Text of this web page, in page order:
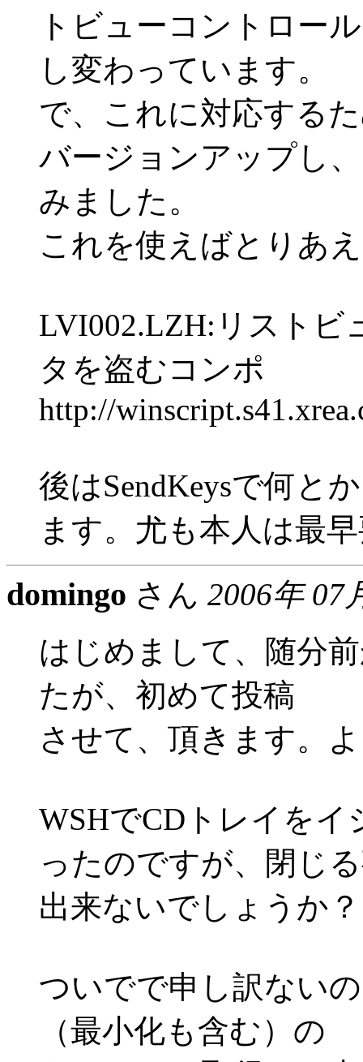
トビューコントロー
し変わっています。
で、これに対応する
バージョンアップし
みました。
これを使えばとりあ
LVI002.LZH:リストビ
タを盗むコンポ
http://
後はSendKeysで何と
ます。尤も本人は最
domingo さん 2006年 07
はじめまして、随分
たが、初めて投稿
させて、頂きます。
WSHでCDトレイを
ったのですが、閉じ
出来ないでしょうか？
ついでで申し訳ない
（最小化も含む）の